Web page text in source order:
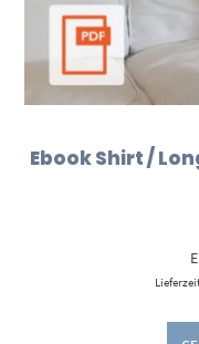
Ebook Shirt /